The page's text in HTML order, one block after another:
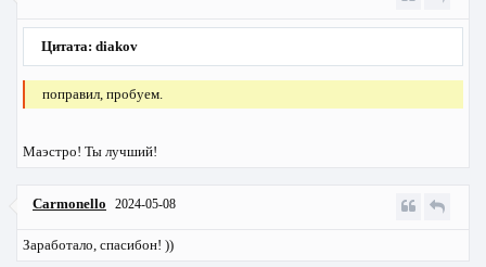
Цитата: diakov
поправил, пробуем.
Маэстро! Ты лучший!
Carmonello 2024-05-08
Заработало, спасибон! ))